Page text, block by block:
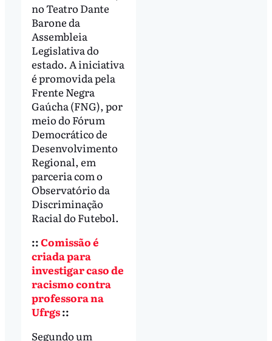
no Teatro Dante
Barone da
Assembleia
Legislativa do
estado. A iniciativa
é promovida pela
Frente Negra
Gaúcha (FNG), por
meio do Fórum
Democrático de
Desenvolvimento
Regional, em
parceria com o
Observatório da
Discriminação
Racial do Futebol.
::Comissão é
criada para
investigar caso de
racismo contra
professora na
Ufrgs::
Segundo um